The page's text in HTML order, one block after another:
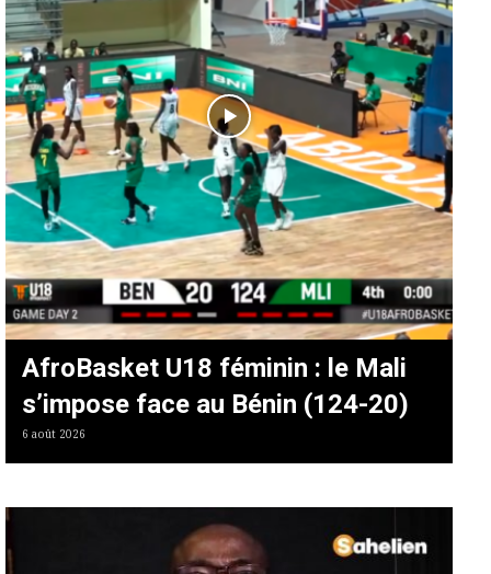
AfroBasket U18 féminin : le Mali
s’impose face au Bénin (124-20)
6 août 2026